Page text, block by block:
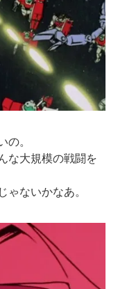
の。
な大規模の戦闘を
ゃないかなあ。